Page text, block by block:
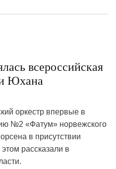
всероссийская
Юхана
оркестр впервые в
№2 «Фатум» норвежского
в присутствии
рассказали в